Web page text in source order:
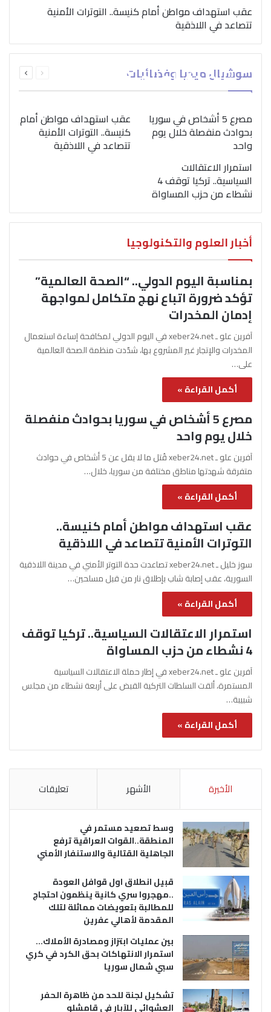
عقب استهداف مواطن أمام كنيسة.. التوترات الأمنية
تتصاعد في اللاذقية
سوشيال ميديا وفضائيات الصفحةالصفحة
بمناسبة اليوم الدولي..
“الصحة العالمية” تؤكد
ضرورة اتباع نهج متكامل
لمواجهة إدمان المخدرات
مصرع 5 أشخاص في سوريا
بحوادث منفصلة خلال يوم
واحد
عقب استهداف مواطن أمام
كنيسة.. التوترات الأمنية
تتصاعد في اللاذقية
استمرار الاعتقالات
السياسية.. تركيا توقف 4
نشطاء من حزب المساواة
أخبار العلوم والتكنولوجيا
بمناسبة اليوم الدولي.. “الصحة العالمية”
تؤكد ضرورة اتباع نهج متكامل لمواجهة
إدمان المخدرات
آفرين علو ـ xeber24.net في اليوم الدولي لمكافحة إساءة استعمال
المخدرات والإتجار غير المشروع بها، شدّدت منظمة الصحة العالمية
على…
أكمل القراءة »
مصرع 5 أشخاص في سوريا بحوادث منفصلة
خلال يوم واحد
آفرين علو ـ xeber24.net قُتل ما لا يقل عن 5 أشخاص في حوادث
متفرقة شهدتها مناطق مختلفة من سوريا، خلال…
أكمل القراءة »
عقب استهداف مواطن أمام كنيسة..
التوترات الأمنية تتصاعد في اللاذقية
سوز خليل ـ xeber24.net تصاعدت حدة التوتر الأمني في مدينة اللاذقية
السورية، عقب إصابة شاب بإطلاق نار من قبل مسلحين…
أكمل القراءة »
استمرار الاعتقالات السياسية.. تركيا توقف
4 نشطاء من حزب المساواة
آفرين علو ـ xeber24.net في إطار حملة الاعتقالات السياسية
المستمرة، ألقت السلطات التركية القبض على أربعة نشطاء من مجلس
شبيبة…
أكمل القراءة »
الأخيرة الأشهر تعليقات
وسط تصعيد مستمر في
المنطقة..القوات العراقية ترفع
الجاهلية القتالية والاستنفار الأمني
قبيل انطلاق اول قوافل العودة
..مهجروا سري كانية ينظمون احتجاج
للمطالبة بتعويضات مماثلة لتلك
المقدمة لأهالي عفرين
بين عمليات ابتزاز ومصادرة الأملاك…
استمرار الانتهاكات بحق الكرد في كري
سبي شمال سوريا
تشكيل لجنة للحد من ظاهرة الحفر
العشوائي للآبار في قامشلو